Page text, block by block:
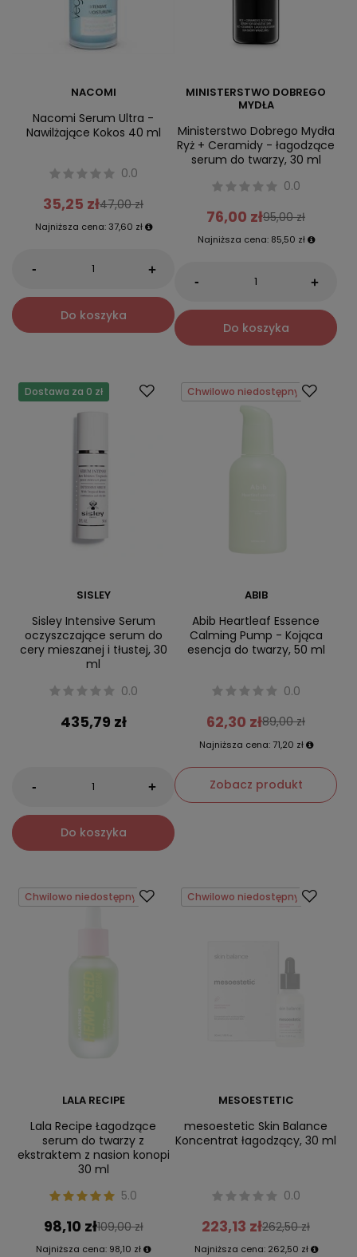
NACOMI
Nacomi Serum Ultra -
Nawilżające Kokos 40 ml
0.0
35,25 zł47,00 zł
Najniższa cena: 37,60 zł
- +
Do koszyka
MINISTERSTWO DOBREGO
MYDŁA
Ministerstwo Dobrego Mydła
Ryż + Ceramidy - łagodzące
serum do twarzy, 30 ml
0.0
76,00 zł95,00 zł
Najniższa cena: 85,50 zł
- +
Do koszyka
Dostawa za 0 zł
SISLEY
Sisley Intensive Serum
oczyszczające serum do
cery mieszanej i tłustej, 30
ml
0.0
435,79 zł
- +
Do koszyka
Chwilowo niedostępny
ABIB
Abib Heartleaf Essence
Calming Pump - Kojąca
esencja do twarzy, 50 ml
0.0
62,30 zł89,00 zł
Najniższa cena: 71,20 zł
Zobacz produkt
Chwilowo niedostępny
LALA RECIPE
Lala Recipe Łagodzące
serum do twarzy z
ekstraktem z nasion konopi
30 ml
5.0
98,10 zł109,00 zł
Najniższa cena: 98,10 zł
Chwilowo niedostępny
MESOESTETIC
mesoestetic Skin Balance
Koncentrat łagodzący, 30 ml
0.0
223,13 zł262,50 zł
Najniższa cena: 262,50 zł